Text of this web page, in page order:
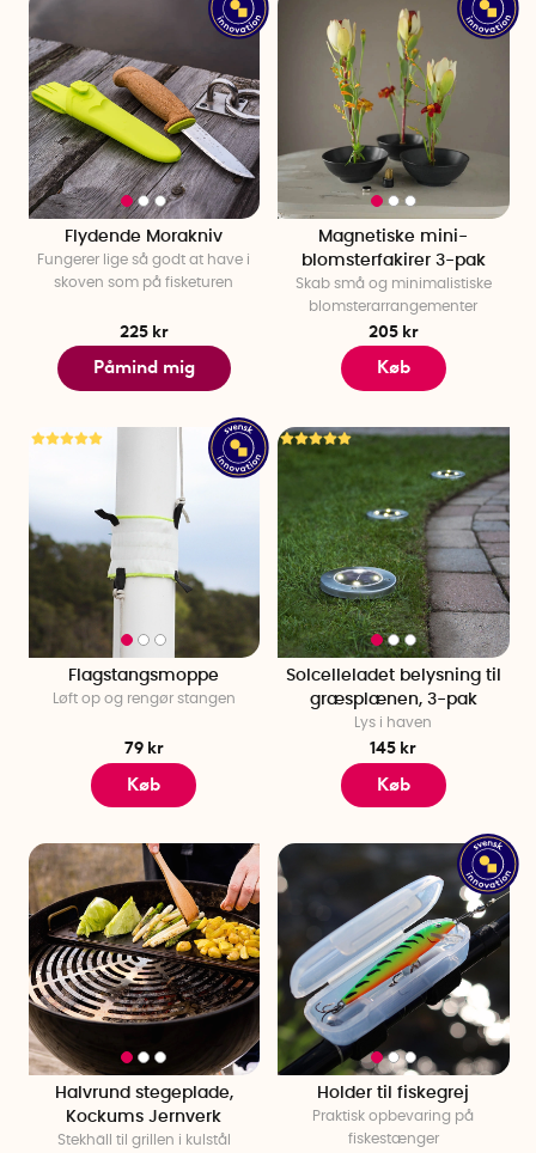
Flydende Morakniv
Fungerer lige så godt at have i
skoven som på fisketuren
225 kr
Påmind mig
Magnetiske mini-
blomsterfakirer 3-pak
Skab små og minimalistiske
blomsterarrangementer
205 kr
Køb
Flagstangsmoppe
Løft op og rengør stangen
79 kr
Køb
Solcelleladet belysning til
græsplænen, 3-pak
Lys i haven
145 kr
Køb
Halvrund stegeplade,
Kockums Jernverk
Stekhäll til grillen i kulstål
Holder til fiskegrej
Praktisk opbevaring på
fiskestænger